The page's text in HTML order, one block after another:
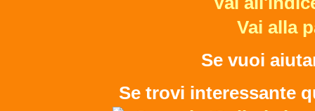
Vai alla
Se vuoi
Se trovi interessante